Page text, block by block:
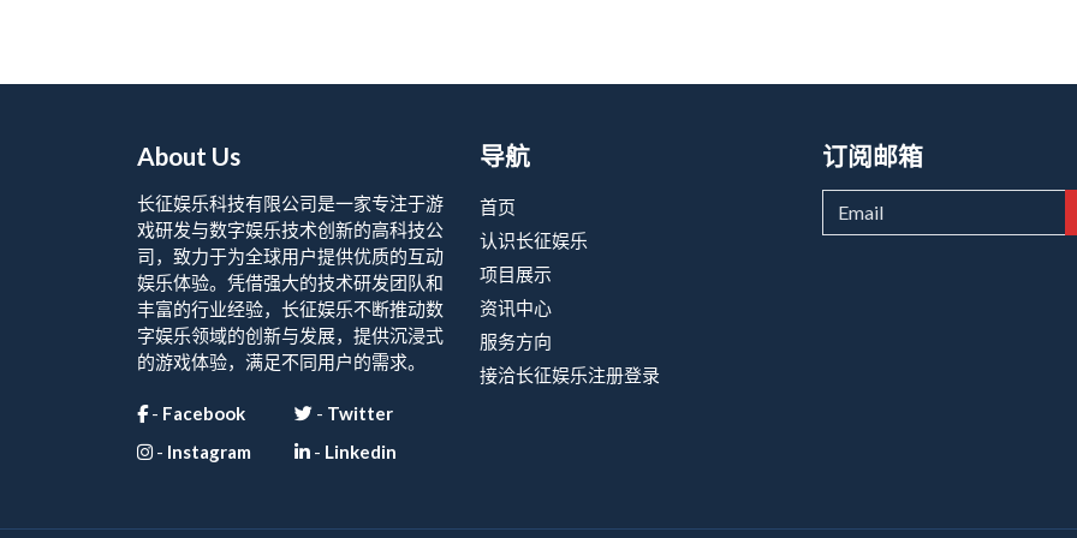
About Us
长征娱乐科技有限公司是一家专注于游
戏研发与数字娱乐技术创新的高科技公
司，致力于为全球用户提供优质的互动
娱乐体验。凭借强大的技术研发团队和
丰富的行业经验，长征娱乐不断推动数
字娱乐领域的创新与发展，提供沉浸式
的游戏体验，满足不同用户的需求。
- Facebook - Twitter
- Instagram - Linkedin
导航
首页
认识长征娱乐
项目展示
资讯中心
服务方向
接洽长征娱乐注册登录
订阅邮箱